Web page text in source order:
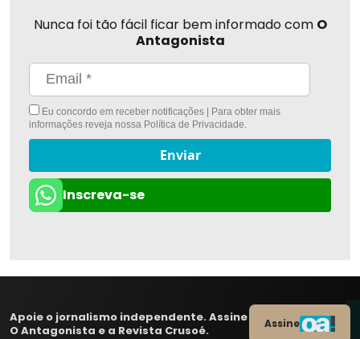
Nunca foi tão fácil ficar bem informado com O
Antagonista
Eu concordo em receber notificações | Para obter mais
informações reveja nossa Política de Privacidade
Enviar
Inscreva-se
Apoie o jornalismo independente. Assine
O Antagonista e a Revista Crusoé.
Assine